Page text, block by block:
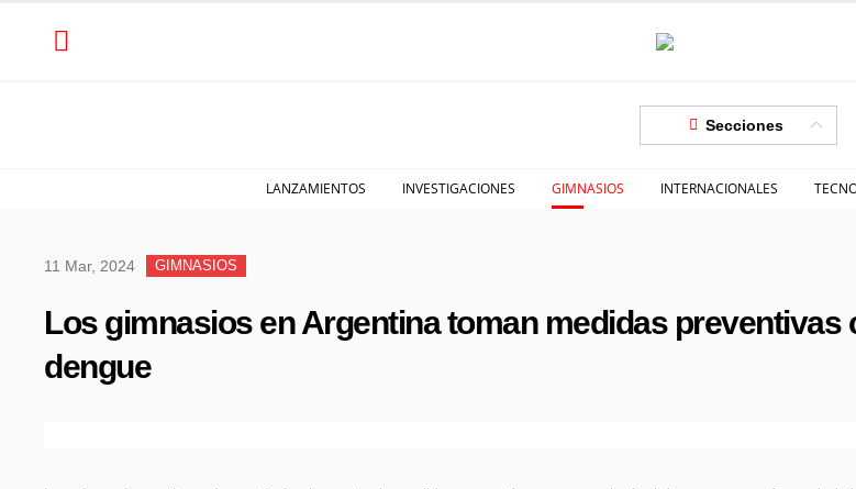
Secciones
LANZAMIENTOS INVESTIGACIONES GIMNASIOS INTERNACIONALES
11 Mar, 2024 GIMNASIOS
Los gimnasios en Argentina toman medidas preventivas
dengue